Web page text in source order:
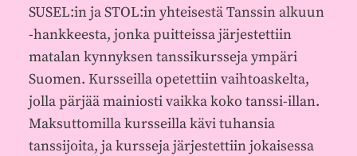
SUSEL:in ja STOL:in yhteisestä Tanssin alkuun
-hankkeesta, jonka puitteissa järjestettiin
matalan kynnyksen tanssikursseja ympäri
Suomen. Kursseilla opetettiin vaihtoaskelta,
jolla pärjää mainiosti vaikka koko tanssi-illan.
Maksuttomilla kursseilla kävi tuhansia
tanssijoita, ja kursseja järjestettiin jokaisessa